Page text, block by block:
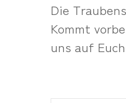
Die
Kommt
uns auf